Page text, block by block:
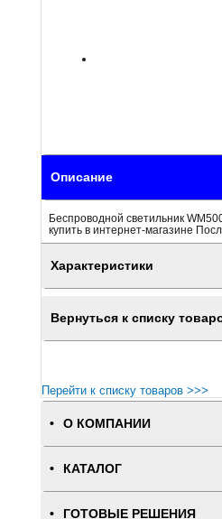
Описание
Беспроводной светильник
купить в интернет-магазине
Характеристики
Вернуться к списку
Перейти к списку товаров >>>
О КОМПАНИИ
КАТАЛОГ
ГОТОВЫЕ РЕШЕНИЯ